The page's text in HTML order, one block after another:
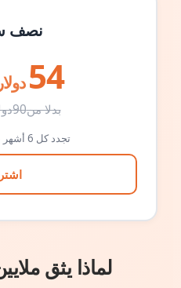
نصف
54
بدلا من90
تجدد كل 6 أشهر بالسعر الأصلي
لماذا يثق